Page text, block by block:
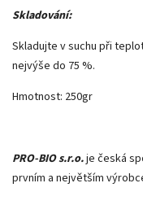
Skladování:
Skladujte v suchu při
nejvýše do 75 %.
Hmotnost: 250gr
PRO-BIO s.r.o.je česká
prvním a největším